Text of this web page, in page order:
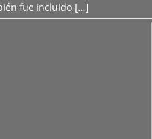
fue incluido […]